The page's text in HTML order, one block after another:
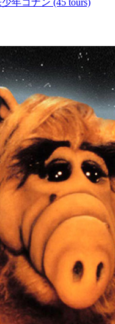
年コナン (45 tours)